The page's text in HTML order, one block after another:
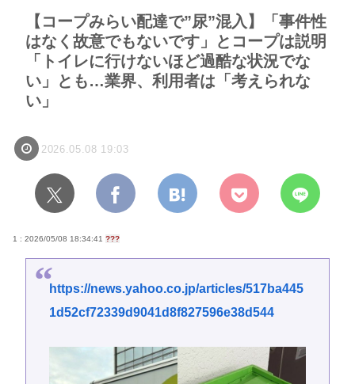
【コープみらい配達で”尿”混入】「事件性
はなく故意でもないです」とコープは説明
「トイレに行けないほど過酷な状況でな
い」とも…業界、利用者は「考えられな
い」
2026.05.08 19:03
1 : 2026/05/08 18:34:41 ???
https://news.yahoo.co.jp/articles/517ba445
1d52cf72339d9041d8f827596e38d544